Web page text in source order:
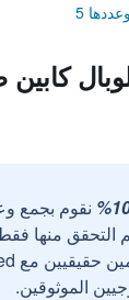
5
كابين
نقوم بجمع
التحقق منها
الموثوقين.